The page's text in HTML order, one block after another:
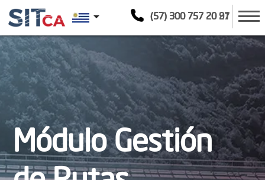
(57) 300 757 20 21
(57) 300 757 20 97
arrow_drop_down
Módulo Gestión